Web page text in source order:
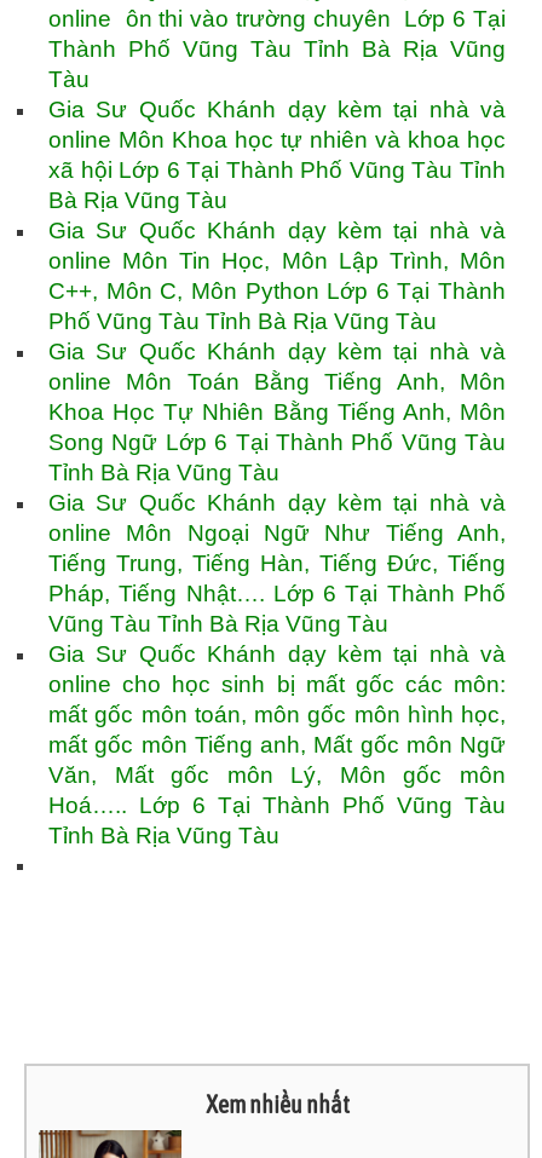
online ôn thi vào trường chuyên Lớp 6 Tại
Thành Phố Vũng Tàu Tỉnh Bà Rịa Vũng
Tàu
Gia Sư Quốc Khánh dạy kèm tại nhà và
online Môn Khoa học tự nhiên và khoa học
xã hội Lớp 6 Tại Thành Phố Vũng Tàu Tỉnh
Bà Rịa Vũng Tàu
Gia Sư Quốc Khánh dạy kèm tại nhà và
online Môn Tin Học, Môn Lập Trình, Môn
C++, Môn C, Môn Python Lớp 6 Tại Thành
Phố Vũng Tàu Tỉnh Bà Rịa Vũng Tàu
Gia Sư Quốc Khánh dạy kèm tại nhà và
online Môn Toán Bằng Tiếng Anh, Môn
Khoa Học Tự Nhiên Bằng Tiếng Anh, Môn
Song Ngữ Lớp 6 Tại Thành Phố Vũng Tàu
Tỉnh Bà Rịa Vũng Tàu
Gia Sư Quốc Khánh dạy kèm tại nhà và
online Môn Ngoại Ngữ Như Tiếng Anh,
Tiếng Trung, Tiếng Hàn, Tiếng Đức, Tiếng
Pháp, Tiếng Nhật…. Lớp 6 Tại Thành Phố
Vũng Tàu Tỉnh Bà Rịa Vũng Tàu
Gia Sư Quốc Khánh dạy kèm tại nhà và
online cho học sinh bị mất gốc các môn:
mất gốc môn toán, môn gốc môn hình học,
mất gốc môn Tiếng anh, Mất gốc môn Ngữ
Văn, Mất gốc môn Lý, Môn gốc môn
Hoá….. Lớp 6 Tại Thành Phố Vũng Tàu
Tỉnh Bà Rịa Vũng Tàu
Xem nhiều nhất